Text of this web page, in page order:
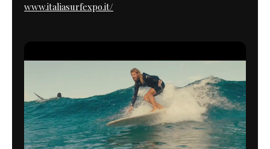
www.italiasurfexpo.it/